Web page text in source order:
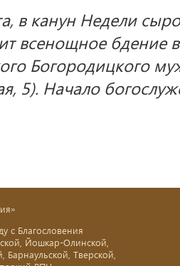
в канун Недели
всенощное бдение
Богородицкого
5). Начало
с Благословения
Йошкар-Олинской,
Барнаульской, Тверской,